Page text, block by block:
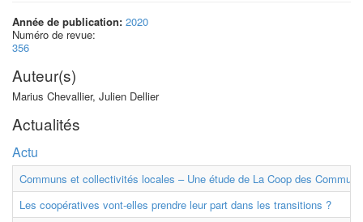
Année de publication: 2020
Numéro de revue:
356
Auteur(s)
Marius Chevallier, Julien Dellier
Actualités
Actu
Communs et collectivités locales – Une étude de La Coop des
Les coopératives vont-elles prendre leur part dans les transitions ?